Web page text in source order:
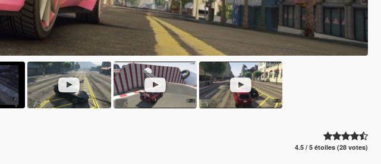
4.5 / 5 étoiles (28 votes)